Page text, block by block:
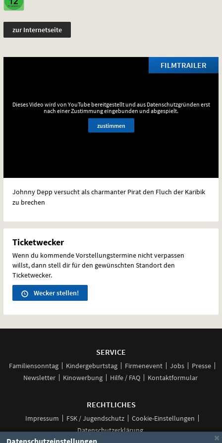
zur Internetseite
FILMTRAILER
Dieses Video wird von YouTube bereitgestellt und aus Datenschutzgründen erst
nach einer Zustimmung eingebunden und abgespielt.
zustimmen
Johnny Depp versucht als charmanter Pirat den Fluch der Karibik
zu brechen
Ticketwecker
Wenn du kommende Vorstellungstermine nicht verpassen
willst, dann stell dir für den gewünschten Standort den
Ticketwecker.
Wecker stellen!
SERVICE
Familiensonntag Kindergeburtstag Firmenevent Jobs
Presse
Newsletter
Kinowerbung Hilfe / FAQ Kontaktformular
RECHTLICHES
Impressum FSK / Jugendschutz
Cookie-Einstellungen
Datenschutzerklärung
×
Datenschutzeinstellungen